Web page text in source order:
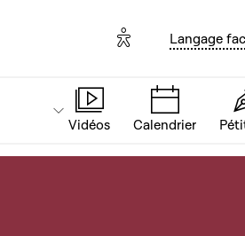
OptionsLangage
Vidéos Calendrier